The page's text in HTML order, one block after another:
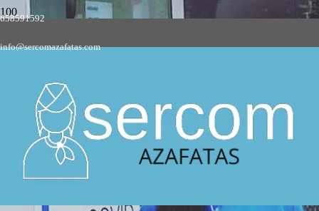
658591592
info@sercomazafatas.com